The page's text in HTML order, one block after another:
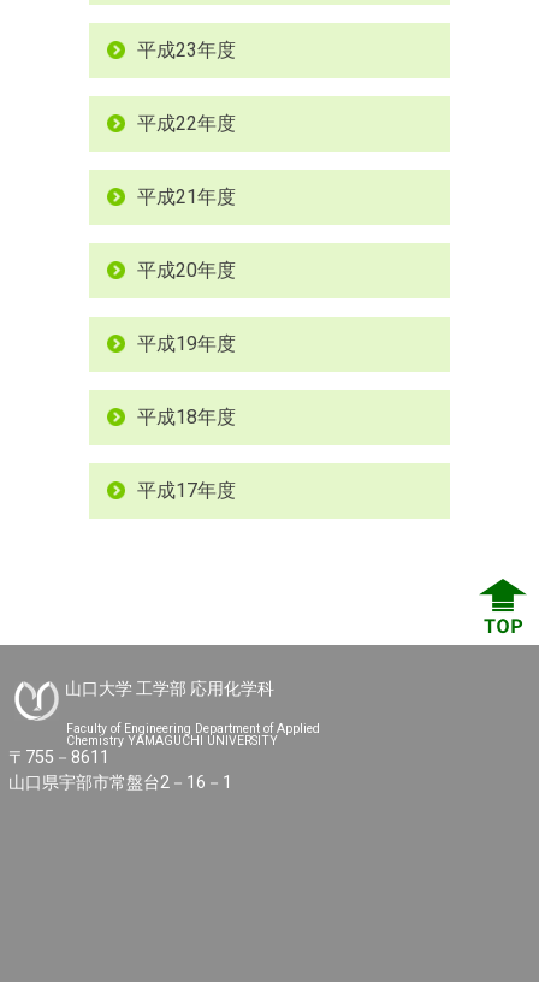
平成23年度
平成22年度
平成21年度
平成20年度
平成19年度
平成18年度
平成17年度
山口大学 工学部 応用化学科
Faculty of Engineering Department of Applied
Chemistry YAMAGUCHI UNIVERSITY
〒755－8611
山口県宇部市常盤台2－16－1